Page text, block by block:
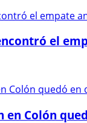
el
en Colón